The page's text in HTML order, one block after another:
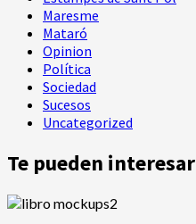
Maresme
Mataró
Opinion
Política
Sociedad
Sucesos
Uncategorized
Te pueden interesar